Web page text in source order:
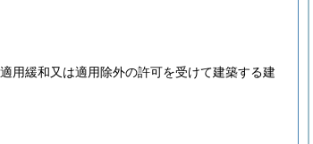
用緩和又は適用除外の許可を受けて建築する建